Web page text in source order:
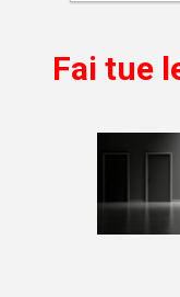
Fai tue